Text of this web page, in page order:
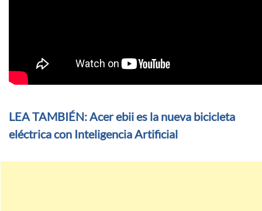
LEA TAMBIÉN: Acer ebii es la nueva bicicleta
eléctrica con Inteligencia Artificial